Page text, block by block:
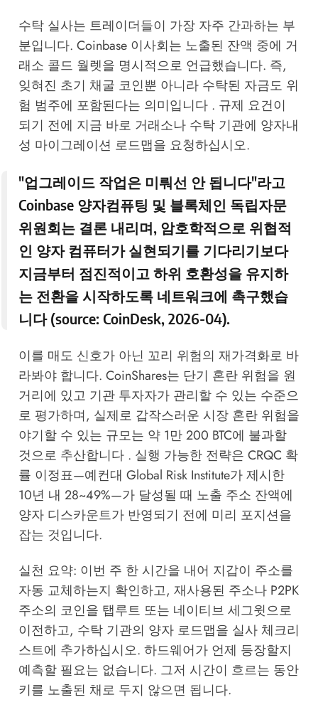
수탁 실사는 트레이더들이 가장 자주 간과하는 부
분입니다. Coinbase 이사회는 노출된 잔액 중에 거
래소 콜드 월렛을 명시적으로 언급했습니다. 즉,
잊혀진 초기 채굴 코인뿐 아니라 수탁된 자금도 위
험 범주에 포함된다는 의미입니다 . 규제 요건이
되기 전에 지금 바로 거래소나 수탁 기관에 양자내
성 마이그레이션 로드맵을 요청하십시오.
"업그레이드 작업은 미뤄선 안 됩니다"라고
Coinbase 양자컴퓨팅 및 블록체인 독립자문
위원회는 결론 내리며, 암호학적으로 위협적
인 양자 컴퓨터가 실현되기를 기다리기보다
지금부터 점진적이고 하위 호환성을 유지하
는 전환을 시작하도록 네트워크에 촉구했습
니다 (source: CoinDesk, 2026-04).
이를 매도 신호가 아닌 꼬리 위험의 재가격화로 바
라봐야 합니다. CoinShares는 단기 혼란 위험을 원
거리에 있고 기관 투자자가 관리할 수 있는 수준으
로 평가하며, 실제로 갑작스러운 시장 혼란 위험을
야기할 수 있는 규모는 약 1만 200 BTC에 불과할
것으로 추산합니다 . 실행 가능한 전략은 CRQC 확
률 이정표—예컨대 Global Risk Institute가 제시한
10년 내 28~49%—가 달성될 때 노출 주소 잔액에
양자 디스카운트가 반영되기 전에 미리 포지션을
잡는 것입니다.
실천 요약: 이번 주 한 시간을 내어 지갑이 주소를
자동 교체하는지 확인하고, 재사용된 주소나 P2PK
주소의 코인을 탭루트 또는 네이티브 세그윗으로
이전하고, 수탁 기관의 양자 로드맵을 실사 체크리
스트에 추가하십시오. 하드웨어가 언제 등장할지
예측할 필요는 없습니다. 그저 시간이 흐르는 동안
키를 노출된 채로 두지 않으면 됩니다.